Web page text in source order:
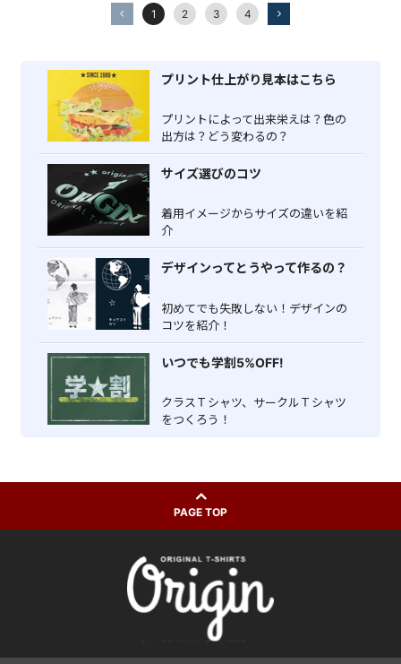
1 2 3 4
プリント仕上がり見本はこちら
プリントによって出来栄えは？色の
出方は？どう変わるの？
サイズ選びのコツ
着用イメージからサイズの違いを紹
介
デザインってとうやって作るの？
初めてでも失敗しない！デザインの
コツを紹介！
いつでも学割5%OFF!
クラスＴシャツ、サークルＴシャツ
をつくろう！
PAGE TOP